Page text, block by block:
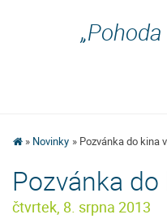
„Pohoda
Novinky Pozvánka do kina
Pozvánka
čtvrtek, 8. srpna 2013